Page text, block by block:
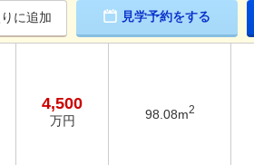
に追加 見学予約をする
4,500
万円 98.08m2